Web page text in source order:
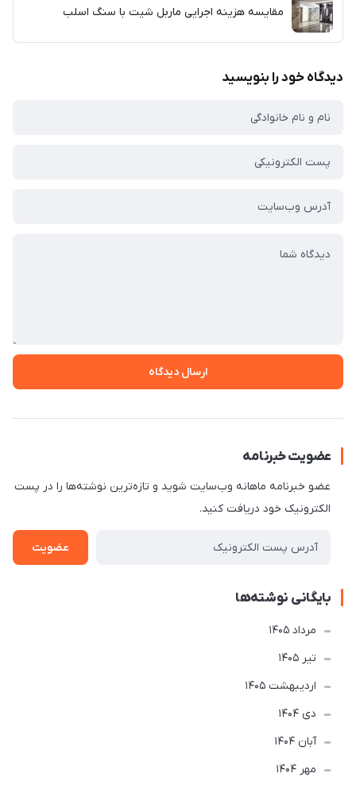
مقایسه هزینه اجرایی ماربل شیت با سنگ اسلب
دیدگاه خود را بنویسید
ارسال دیدگاه
عضویت خبرنامه
عضو خبرنامه ماهانه وب‌سایت شوید و تازه‌ترین نوشته‌ها را در پست
الکترونیک خود دریافت کنید.
عضویت
بایگانی نوشته‌ها
مرداد 1405
تير 1405
ارديبهشت 1405
دی 1404
آبان 1404
مهر 1404